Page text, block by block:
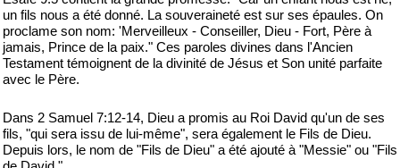
un fils nous a été donné. La souveraineté est sur ses épaules. On
proclame son nom: 'Merveilleux - Conseiller, Dieu - Fort, Père à
jamais, Prince de la paix." Ces paroles divines dans l'Ancien
Testament témoignent de la divinité de Jésus et Son unité parfaite
avec le Père.
Dans 2 Samuel 7:12-14, Dieu a promis au Roi David qu'un de ses
fils, "qui sera issu de lui-même", sera également le Fils de Dieu.
Depuis lors, le nom de "Fils de Dieu" a été ajouté à "Messie" ou "Fils